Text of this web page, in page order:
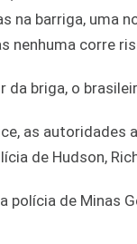
na barriga, uma
nenhuma corre
da briga, o
as
de Hudson,
polícia de Minas